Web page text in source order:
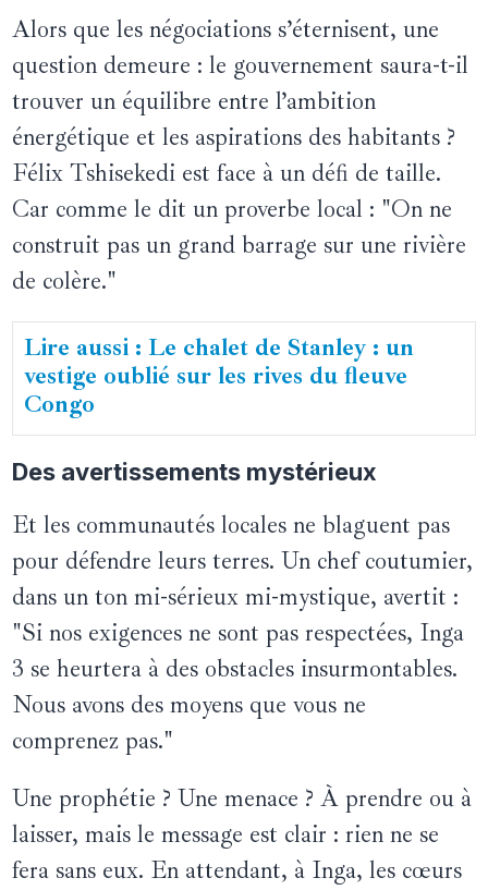
Alors que les négociations s’éternisent, une
question demeure : le gouvernement saura-t-il
trouver un équilibre entre l’ambition
énergétique et les aspirations des habitants ?
Félix Tshisekedi est face à un défi de taille.
Car comme le dit un proverbe local : "On ne
construit pas un grand barrage sur une rivière
de colère."
Lire aussi : Le chalet de Stanley : un
vestige oublié sur les rives du fleuve
Congo
Des avertissements mystérieux
Et les communautés locales ne blaguent pas
pour défendre leurs terres. Un chef coutumier,
dans un ton mi-sérieux mi-mystique, avertit :
"Si nos exigences ne sont pas respectées, Inga
3 se heurtera à des obstacles insurmontables.
Nous avons des moyens que vous ne
comprenez pas."
Une prophétie ? Une menace ? À prendre ou à
laisser, mais le message est clair : rien ne se
fera sans eux. En attendant, à Inga, les cœurs